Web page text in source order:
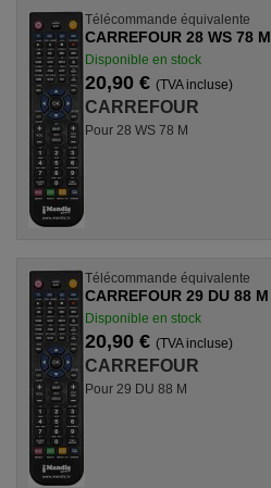
Télécommande équivalente
CARREFOUR 28 WS 78 M
Disponible en stock
20,90 € (TVA incluse)
CARREFOUR
Pour 28 WS 78 M
Télécommande équivalente
CARREFOUR 29 DU 88 M
Disponible en stock
20,90 € (TVA incluse)
CARREFOUR
Pour 29 DU 88 M